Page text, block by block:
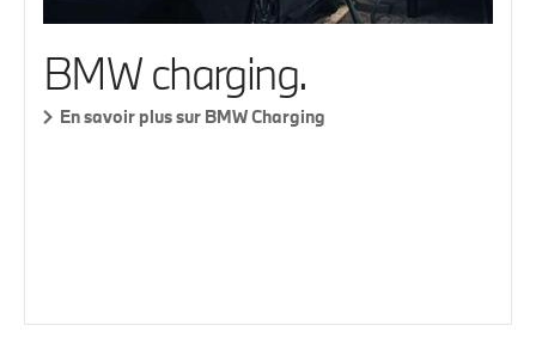
BMW charging.
En savoir plus sur BMW Charging